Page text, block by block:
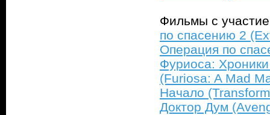
Фильмы с
по спасению 2
Операция по
Фуриоса:
(Furiosa: A Mad
Начало
Доктор Дум